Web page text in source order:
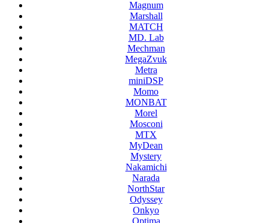
Magnum
Marshall
MATCH
MD. Lab
Mechman
MegaZvuk
Metra
miniDSP
Momo
MONBAT
Morel
Mosconi
MTX
MyDean
Mystery
Nakamichi
Narada
NorthStar
Odyssey
Onkyo